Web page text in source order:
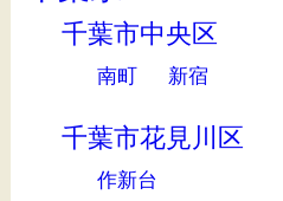
千葉市中央区
南町 新宿
千葉市花見川区
作新台